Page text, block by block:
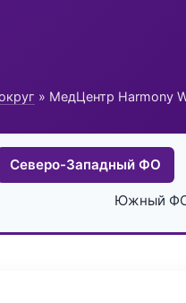
» МедЦентр Harmony
Северо-Западный ФО
Южный